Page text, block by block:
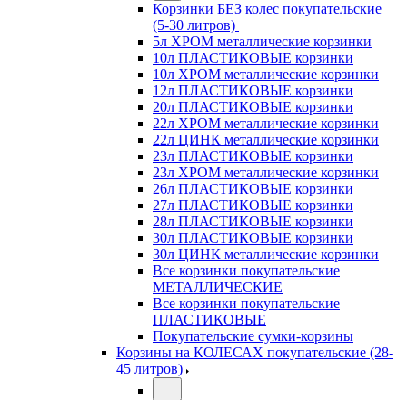
Корзинки БЕЗ колес покупательские
(5-30 литров)
5л ХРОМ металлические корзинки
10л ПЛАСТИКОВЫЕ корзинки
10л ХРОМ металлические корзинки
12л ПЛАСТИКОВЫЕ корзинки
20л ПЛАСТИКОВЫЕ корзинки
22л ХРОМ металлические корзинки
22л ЦИНК металлические корзинки
23л ПЛАСТИКОВЫЕ корзинки
23л ХРОМ металлические корзинки
26л ПЛАСТИКОВЫЕ корзинки
27л ПЛАСТИКОВЫЕ корзинки
28л ПЛАСТИКОВЫЕ корзинки
30л ПЛАСТИКОВЫЕ корзинки
30л ЦИНК металлические корзинки
Все корзинки покупательские
МЕТАЛЛИЧЕСКИЕ
Все корзинки покупательские
ПЛАСТИКОВЫЕ
Покупательские сумки-корзины
Корзины на КОЛЕСАХ покупательские (28-
45 литров)